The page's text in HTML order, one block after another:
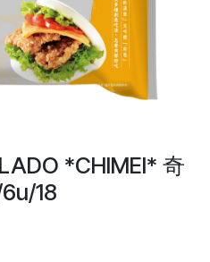
*CHIMEI* 奇
18